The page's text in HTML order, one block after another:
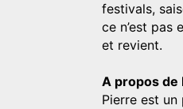
festivals,
ce n’est pas
et revient.
A propos
Pierre est